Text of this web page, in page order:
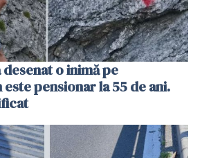
o inimă pe
pensionar la 55 de ani.